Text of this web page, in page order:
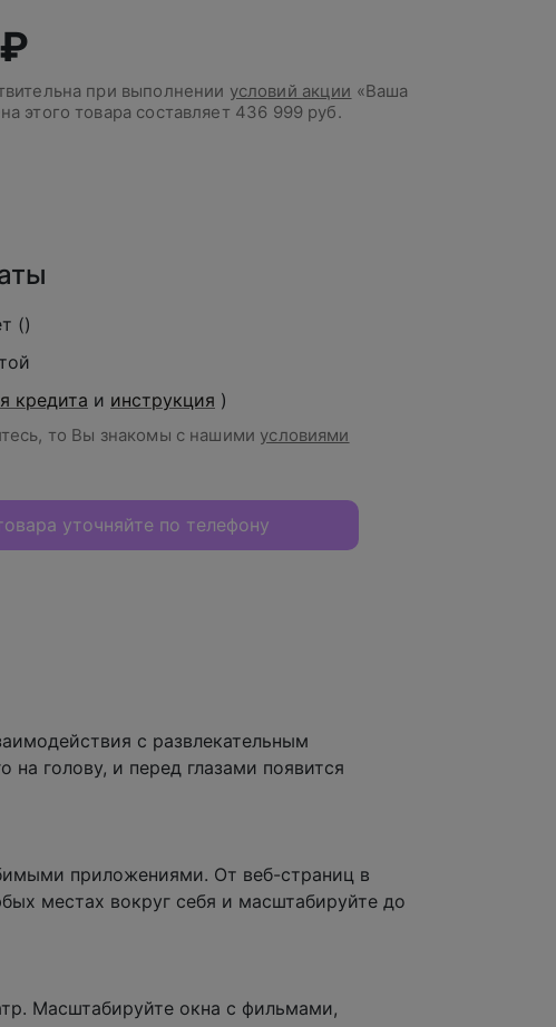
при выполнении условий акции «Ваша
этого товара составляет 436 999 руб.
()
кредита и инструкция )
то Вы знакомы с нашими условиями
уточняйте по телефону
с развлекательным
голову, и перед глазами появится
приложениями. От веб-страниц в
местах вокруг себя и масштабируйте до
Масштабируйте окна с фильмами,